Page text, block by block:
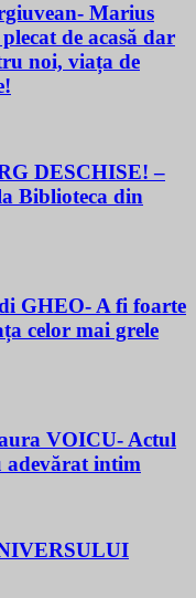
Marius
de acasă dar
noi, viața de
DESCHISE! –
Biblioteca din
GHEO- A fi foarte
celor mai grele
VOICU- Actul
adevărat intim